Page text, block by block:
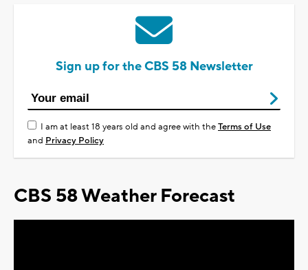
Sign up for the CBS 58 Newsletter
I am at least 18 years old and agree with theTerms of Use
and Privacy Policy
CBS 58 Weather Forecast